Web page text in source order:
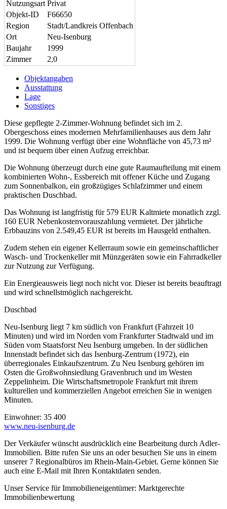
Nutzungsart Privat
Objekt-ID
F66650
Region
Stadt/Landkreis Offenbach
Ort
Neu-Isenburg
Baujahr
1999
Zimmer
2,0
Objektangaben
Ausstattung
Lage
Sonstiges
Diese gepflegte 2-Zimmer-Wohnung befindet sich im 2.
Obergeschoss eines modernen Mehrfamilienhauses aus dem Jahr
1999. Die Wohnung verfügt über eine Wohnfläche von 45,73 m²
und ist bequem über einen Aufzug erreichbar.
Die Wohnung überzeugt durch eine gute Raumaufteilung mit einem
kombinierten Wohn-, Essbereich mit offener Küche und Zugang
zum Sonnenbalkon, ein großzügiges Schlafzimmer und einem
praktischen Duschbad.
Das Wohnung ist langfristig für 579 EUR Kaltmiete monatlich zzgl.
160 EUR Nebenkostenvorauszahlung vermietet. Der jährliche
Erbbauzins von 2.549,45 EUR ist bereits im Hausgeld enthalten.
Zudem stehen ein eigener Kellerraum sowie ein gemeinschaftlicher
Wasch- und Trockenkeller mit Münzgeräten sowie ein Fahrradkeller
zur Nutzung zur Verfügung.
Ein Energieausweis liegt noch nicht vor. Dieser ist bereits beauftragt
und wird schnellstmöglich nachgereicht.
Duschbad
Neu-Isenburg liegt 7 km südlich von Frankfurt (Fahrzeit 10
Minuten) und wird im Norden vom Frankfurter Stadtwald und im
Süden vom Staatsforst Neu Isenburg umgeben. In der südlichen
Innenstadt befindet sich das Isenburg-Zentrum (1972), ein
überregionales Einkaufszentrum. Zu Neu Isenburg gehören im
Osten die Großwohnsiedlung Gravenbruch und im Westen
Zeppelinheim. Die Wirtschaftsmetropole Frankfurt mit ihrem
kulturellen und kommerziellen Angebot erreichen Sie in wenigen
Minuten.
Einwohner: 35 400
www.neu-isenburg.de
Der Verkäufer wünscht ausdrücklich eine Bearbeitung durch Adler-
Immobilien. Bitte rufen Sie uns an oder besuchen Sie uns in einem
unserer 7 Regionalbüros im Rhein-Main-Gebiet. Gerne können Sie
auch eine E-Mail mit Ihren Kontaktdaten senden.
Unser Service für Immobilieneigentümer: Marktgerechte
Immobilienbewertung